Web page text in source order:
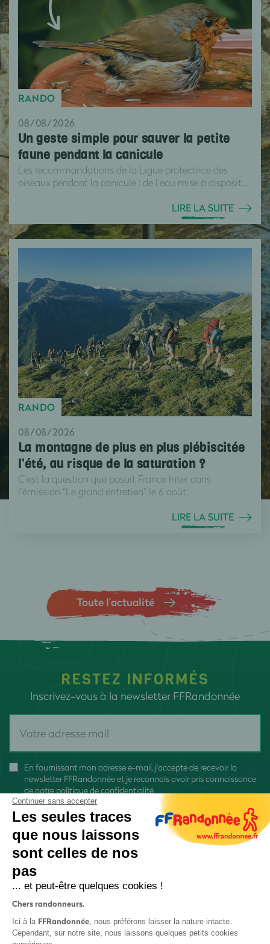
RANDO
08/08/2026
Un geste simple pour sauver la petite
faune pendant la canicule
Les recommandations de la Ligue protectrice des
oiseaux pendant la canicule : de l’eau mise à disposit...
LIRE LA SUITE
RANDO
08/08/2026
La montagne de plus en plus plébiscitée
l’été, au risque de la saturation ?
C’est la question que posait France Inter dans
l’émission “Le grand entretien” le 6 août.
LIRE LA SUITE
Toute l’actualité
RESTEZ INFORMÉS
Inscrivez-vous à la newsletter FFRandonnée
En fournissant mon adresse e-mail, j'accepte de recevoir la
newsletter FFRandonnée et je reconnais avoir pris connaissance
de notre politique de confidentialité
Continuer sans accepter
Les seules traces
que nous laissons
sont celles de nos
pas
... et peut-être quelques cookies !
Chers randonneurs,
Ici à la FFRandonnée, nous préférons laisser la nature intacte.
Cependant, sur notre site, nous laissons quelques petits cookies